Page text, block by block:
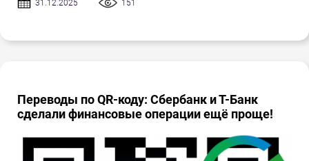
31.12.2025 151
Переводы по QR-коду: Сбербанк и Т-Банк
сделали финансовые операции ещё проще!